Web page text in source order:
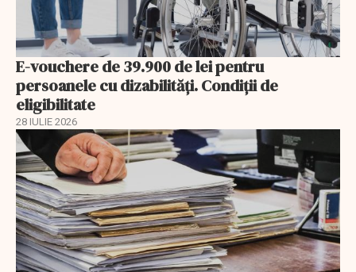
E-vouchere de 39.900 de lei pentru
persoanele cu dizabilități. Condiții de
eligibilitate
28 IULIE 2026